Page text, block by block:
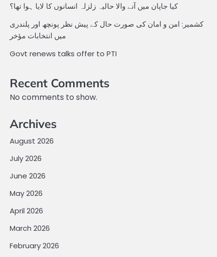
کیا جاپان میں آنے والا حالیہ زلزلہ انسانوں کا لایا ہوا تھا؟
کشمیر: امن و امان کی صورت حال کے پیش نظر پونچھ اور پلندری
میں انتخابات مؤخر
Govt renews talks offer to PTI
Recent Comments
No comments to show.
Archives
August 2026
July 2026
June 2026
May 2026
April 2026
March 2026
February 2026